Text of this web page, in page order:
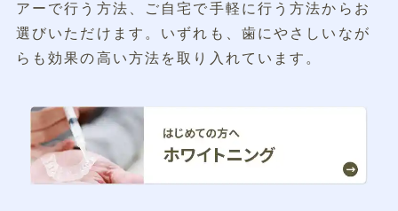
アーで行う方法、ご自宅で手軽に行う方法からお
選びいただけます。いずれも、歯にやさしいなが
らも効果の高い方法を取り入れています。